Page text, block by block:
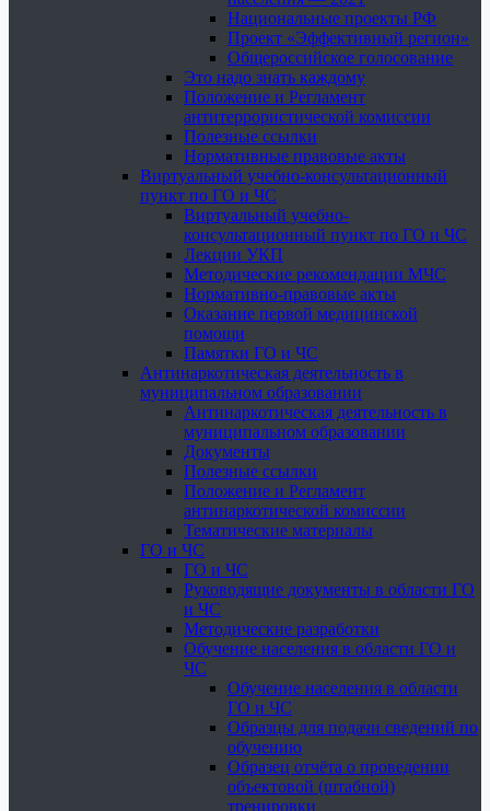
Национальные проекты РФ
Проект «Эффективный регион»
Общероссийское голосование
Это надо знать каждому
Положение и Регламент
антитеррористической комиссии
Полезные ссылки
Нормативные правовые акты
Виртуальный учебно-консультационный
пункт по ГО и ЧС
Виртуальный учебно-
консультационный пункт по ГО и ЧС
Лекции УКП
Методические рекомендации МЧС
Нормативно-правовые акты
Оказание первой медицинской
помощи
Памятки ГО и ЧС
Антинаркотическая деятельность в
муниципальном образовании
Антинаркотическая деятельность в
муниципальном образовании
Документы
Полезные ссылки
Положение и Регламент
антинаркотической комиссии
Тематические материалы
ГО и ЧС
ГО и ЧС
Руководящие документы в области ГО
и ЧС
Методические разработки
Обучение населения в области ГО и
ЧС
Обучение населения в области
ГО и ЧС
Образцы для подачи сведений по
обучению
Образец отчёта о проведении
объектовой (штабной)
тренировки